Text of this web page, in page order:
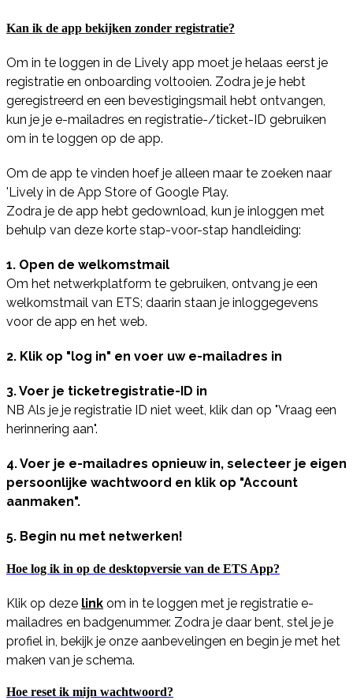
Kan ik de app bekijken zonder registratie?
Om in te loggen in de Lively app moet je helaas eerst je
registratie en onboarding voltooien. Zodra je je hebt
geregistreerd en een bevestigingsmail hebt ontvangen,
kun je je e-mailadres en registratie-/ticket-ID gebruiken
om in te loggen op de app.
Om de app te vinden hoef je alleen maar te zoeken naar
'Lively in de App Store of Google Play.
Zodra je de app hebt gedownload, kun je inloggen met
behulp van deze korte stap-voor-stap handleiding:
1. Open de welkomstmail
Om het netwerkplatform te gebruiken, ontvang je een
welkomstmail van ETS; daarin staan je inloggegevens
voor de app en het web.
2. Klik op "log in" en voer uw e-mailadres in
3. Voer je ticketregistratie-ID in
NB Als je je registratie ID niet weet, klik dan op "Vraag een
herinnering aan".
4. Voer je e-mailadres opnieuw in, selecteer je eigen
persoonlijke wachtwoord en klik op "Account
aanmaken".
5. Begin nu met netwerken!
Hoe log ik in op de desktopversie van de ETS App?
Klik op deze link om in te loggen met je registratie e-
mailadres en badgenummer. Zodra je daar bent, stel je je
profiel in, bekijk je onze aanbevelingen en begin je met het
maken van je schema.
Hoe reset ik mijn wachtwoord?